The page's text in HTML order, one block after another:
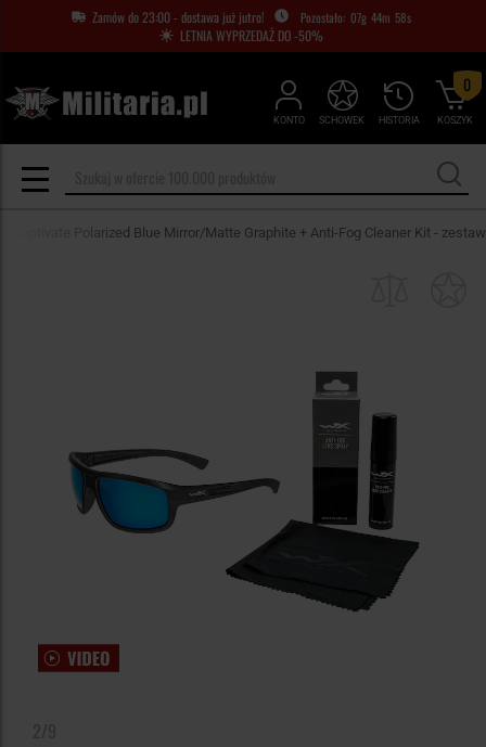
Zamów do 23:00 - dostawa już jutro! 07g 44m 57s
LETNIA WYPRZEDAŻ DO -50%
KONTO HISTORIA
SCHOWEK KOSZYK
0
Captivate Polarized Blue Mirror/Matte Graphite + Anti-Fog Cleaner Kit - zestaw